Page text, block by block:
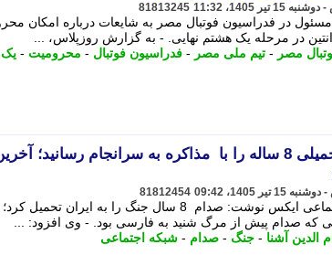
81813245
در فدراسیون فوتبال مصر به شایعات درباره امکان
در مرحله یک هشتم نهایی. - به گزارش روزپلاس، ...
مصر - تیم ملی مصر - فدراسیون فوتبال - محرومیت -
آشنا: ایران جنگ تحمیلی 8 ساله را با مذاکره به سرانجام
81812454
حسام الدین آشنا در شبکه اجتماعی ایکس نوشت: صدام 8 سال جنگ
که صدام پیش از مرگ شنید به فارسی بود. - وی افزود: ...
الدین آشنا - جنگ - صدام - شبکه اجتماعی